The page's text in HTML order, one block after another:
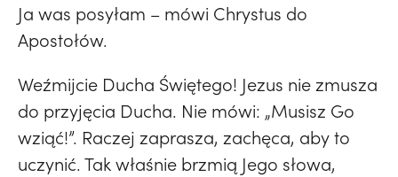
Ja was posyłam – mówi Chrystus do
Apostołów.
Weźmijcie Ducha Świętego! Jezus nie zmusza
do przyjęcia Ducha. Nie mówi: „Musisz Go
wziąć!”. Raczej zaprasza, zachęca, aby to
uczynić. Tak właśnie brzmią Jego słowa,